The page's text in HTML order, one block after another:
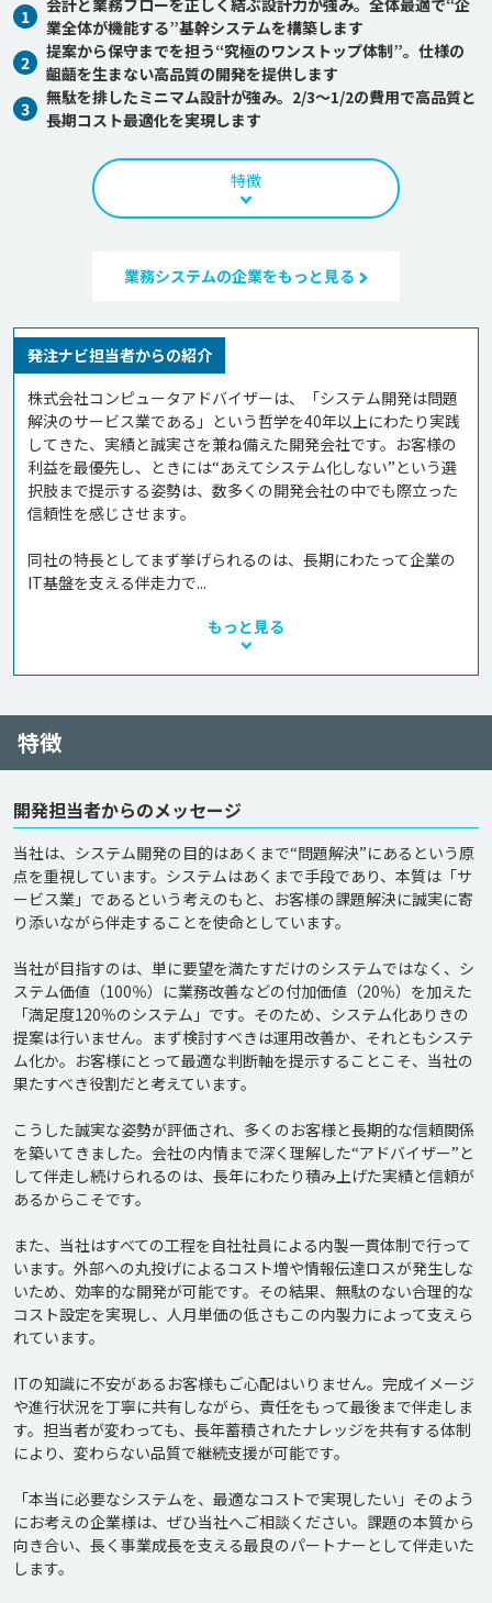
1
会計と業務フローを正しく結ぶ設計力が強み。全体最適で“企
業全体が機能する”基幹システムを構築します
2
提案から保守までを担う“究極のワンストップ体制”。仕様の
齟齬を生まない高品質の開発を提供します
3
無駄を排したミニマム設計が強み。2/3〜1/2の費用で高品質と
長期コスト最適化を実現します
特徴
業務システムの企業をもっと見る
発注ナビ担当者からの紹介
株式会社コンピュータアドバイザーは、「システム開発は問題
解決のサービス業である」という哲学を40年以上にわたり実践
してきた、実績と誠実さを兼ね備えた開発会社です。お客様の
利益を最優先し、ときには“あえてシステム化しない”という選
択肢まで提示する姿勢は、数多くの開発会社の中でも際立った
信頼性を感じさせます。
同社の特長としてまず挙げられるのは、長期にわたって企業の
IT基盤を支える伴走力で...
もっと見る
特徴
開発担当者からのメッセージ
当社は、システム開発の目的はあくまで“問題解決”にあるという原
点を重視しています。システムはあくまで手段であり、本質は「サ
ービス業」であるという考えのもと、お客様の課題解決に誠実に寄
り添いながら伴走することを使命としています。
当社が目指すのは、単に要望を満たすだけのシステムではなく、シ
ステム価値（100％）に業務改善などの付加価値（20％）を加えた
「満足度120％のシステム」です。そのため、システム化ありきの
提案は行いません。まず検討すべきは運用改善か、それともシステ
ム化か。お客様にとって最適な判断軸を提示することこそ、当社の
果たすべき役割だと考えています。
こうした誠実な姿勢が評価され、多くのお客様と長期的な信頼関係
を築いてきました。会社の内情まで深く理解した“アドバイザー”と
して伴走し続けられるのは、長年にわたり積み上げた実績と信頼が
あるからこそです。
また、当社はすべての工程を自社社員による内製一貫体制で行って
います。外部への丸投げによるコスト増や情報伝達ロスが発生しな
いため、効率的な開発が可能です。その結果、無駄のない合理的な
コスト設定を実現し、人月単価の低さもこの内製力によって支えら
れています。
ITの知識に不安があるお客様もご心配はいりません。完成イメージ
や進行状況を丁寧に共有しながら、責任をもって最後まで伴走しま
す。担当者が変わっても、長年蓄積されたナレッジを共有する体制
により、変わらない品質で継続支援が可能です。
「本当に必要なシステムを、最適なコストで実現したい」そのよう
にお考えの企業様は、ぜひ当社へご相談ください。課題の本質から
向き合い、長く事業成長を支える最良のパートナーとして伴走いた